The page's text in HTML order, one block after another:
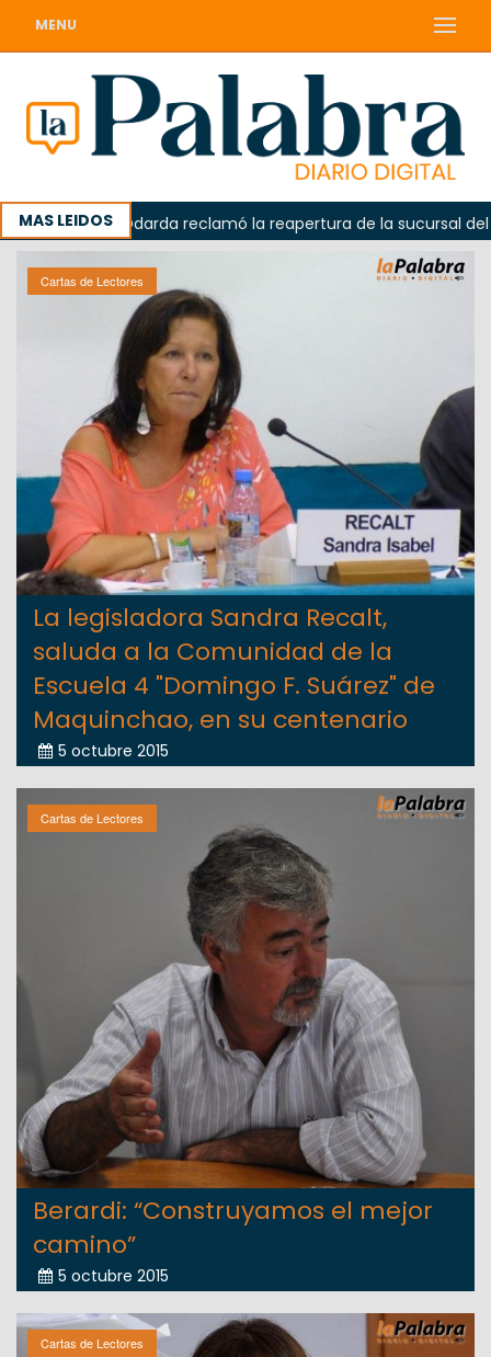
MENU
MAS LEIDOSOdarda reclamó la reapertura de la sucursal del
Cartas de Lectores
La legisladora Sandra Recalt,
saluda a la Comunidad de la
Escuela 4 "Domingo F. Suárez" de
Maquinchao, en su centenario
5 octubre 2015
Cartas de Lectores
Berardi: “Construyamos el mejor
camino”
5 octubre 2015
Cartas de Lectores